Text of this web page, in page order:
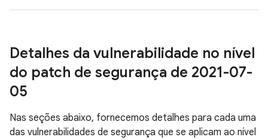
Detalhes da vulnerabilidade no nível
do patch de segurança de 2021-07-
05
Nas seções abaixo, fornecemos detalhes para cada uma
das vulnerabilidades de segurança que se aplicam ao nível